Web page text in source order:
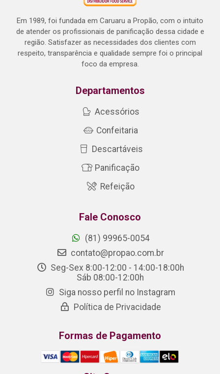
Em 1989, foi fundada em Caruaru a Propão, com o intuito
de atender os profissionais de panificação dessa cidade e
região. Satisfazer as necessidades dos clientes com
respeito, transparência e qualidade sempre foi o principal
foco da empresa.
Departamentos
Acessórios
Confeitaria
Descartáveis
Panificação
Refeição
Fale Conosco
(81) 99965-0054
contato@propao.com.br
Seg-Sex 8:00-12:00 - 14:00-18:00h
Sáb 08:00-12:00h
Siga nosso perfil no Instagram
Política de Privacidade
Formas de Pagamento